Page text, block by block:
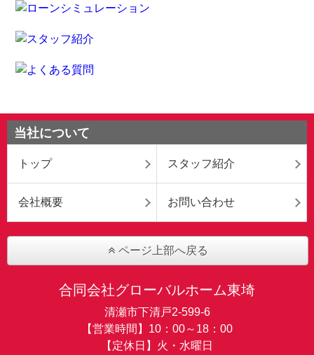
当社について
トップ スタッフ紹介
会社概要 お問い合わせ
ページ上部へ戻る
合同会社グローバルホーム東埼
清瀬市下清戸2-599-6
【営業時間】10：00～18：00
【定休日】火・水曜日